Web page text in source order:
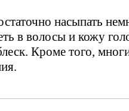
насыпать
в волосы и кожу
Кроме того,